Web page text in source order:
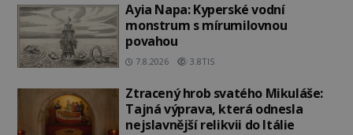
Ayia Napa: Kyperské vodní
monstrum s mírumilovnou
povahou
7.8.2026 3.8TIS
Ztracený hrob svatého Mikuláše:
Tajná výprava, která odnesla
nejslavnější relikvii do Itálie